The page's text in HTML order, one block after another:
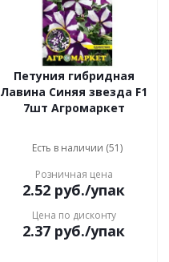
Петуния гибридная
Лавина Синяя звезда F1
7шт Агромаркет
Есть в наличии (51)
Розничная цена
2.52 руб./упак
Цена по дисконту
2.37 руб./упак